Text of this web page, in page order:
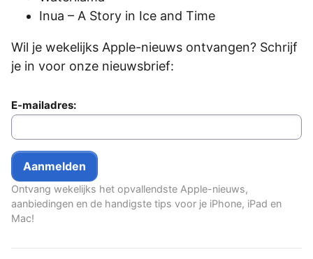
Inua – A Story in Ice and Time
Wil je wekelijks Apple-nieuws ontvangen? Schrijf
je in voor onze nieuwsbrief:
E-mailadres:
Ontvang wekelijks het opvallendste Apple-nieuws,
aanbiedingen en de handigste tips voor je iPhone, iPad en
Mac!